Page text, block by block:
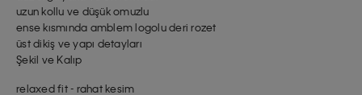
uzun kollu ve düşük omuzlu
ense kısmında amblem logolu deri rozet
üst dikiş ve yapı detayları
Şekil ve Kalıp
relaxed fit - rahat kesim